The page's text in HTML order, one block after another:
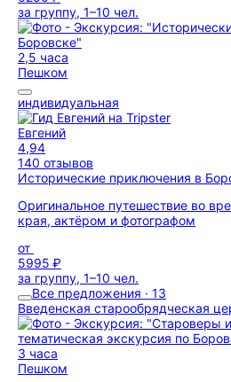
за группу, 1–10 чел.
2,5 часа
Пешком
индивидуальная
Евгений
4,94
140 отзывов
Исторические приключения в
Оригинальное путешествие во
края, актёром и фотографом
от
5995 ₽
за группу, 1–10 чел.
Все предложения · 13
Введенская старообрядческая
3 часа
Пешком